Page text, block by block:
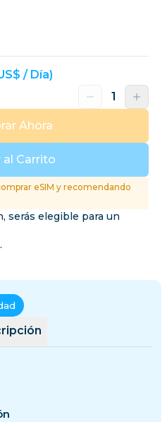
/ Día)
al Carrito
Ahora
eSIM y recomendando
serás elegible para un